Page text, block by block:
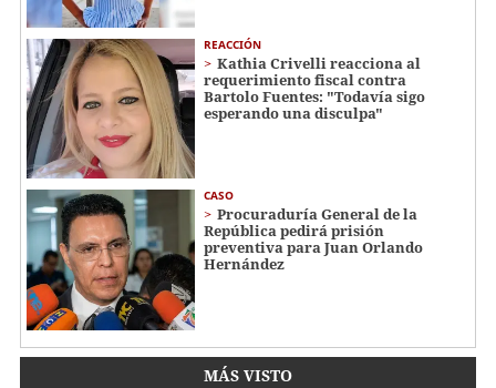
REACCIÓN
Kathia Crivelli reacciona al
requerimiento fiscal contra
Bartolo Fuentes: "Todavía sigo
esperando una disculpa"
CASO
Procuraduría General de la
República pedirá prisión
preventiva para Juan Orlando
Hernández
MÁS VISTO